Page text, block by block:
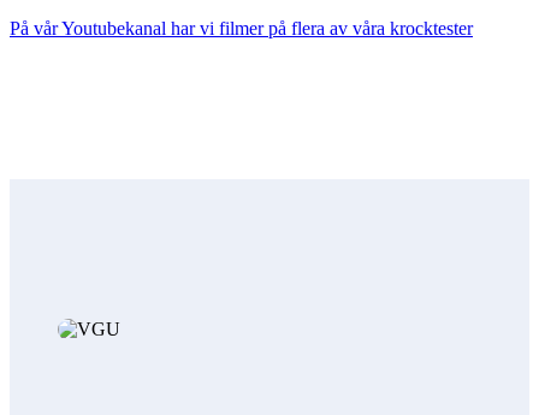
På vår Youtubekanal har vi filmer på flera av våra krocktester